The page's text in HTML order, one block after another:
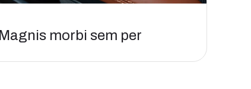
Magnis morbi sem per